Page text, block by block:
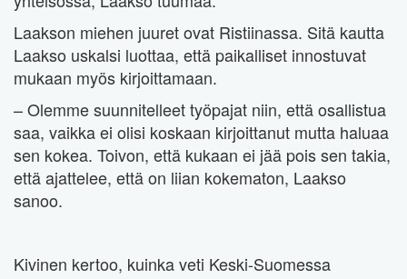
Laakson miehen juuret ovat Ristiinassa. Sitä kautta
Laakso uskalsi luottaa, että paikalliset innostuvat
mukaan myös kirjoittamaan.
– Olemme suunnitelleet työpajat niin, että osallistua
saa, vaikka ei olisi koskaan kirjoittanut mutta haluaa
sen kokea. Toivon, että kukaan ei jää pois sen takia,
että ajattelee, että on liian kokematon, Laakso
sanoo.
Kivinen kertoo, kuinka veti Keski-Suomessa